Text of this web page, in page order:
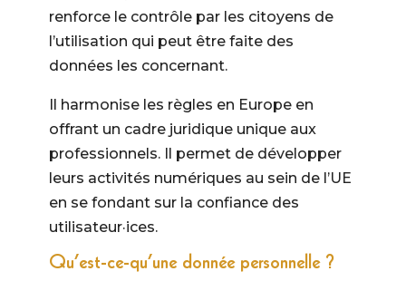
renforce le contrôle par les citoyens de
l’utilisation qui peut être faite des
données les concernant.
Il harmonise les règles en Europe en
offrant un cadre juridique unique aux
professionnels. Il permet de développer
leurs activités numériques au sein de l’UE
en se fondant sur la confiance des
utilisateur·ices.
Qu’est-ce-qu’une donnée personnelle ?